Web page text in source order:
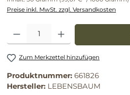
Preise inkl. MwSt. zzgl. Versandkosten
Produkt Anzahl: Gib den gewünschten
Zum Merkzettel hinzufügen
Produktnummer: 661826
Hersteller: LEBENSBAUM